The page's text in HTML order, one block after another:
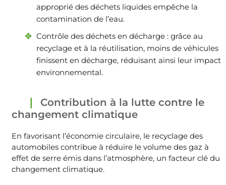
approprié des déchets liquides empêche la
contamination de l’eau.
Contrôle des déchets en décharge : grâce au
recyclage et à la réutilisation, moins de véhicules
finissent en décharge, réduisant ainsi leur impact
environnemental.
Contribution à la lutte contre le
changement climatique
En favorisant l’économie circulaire, le recyclage des
automobiles contribue à réduire le volume des gaz à
effet de serre émis dans l’atmosphère, un facteur clé du
changement climatique.